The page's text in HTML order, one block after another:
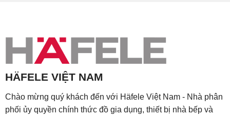
HÄFELE VIỆT NAM
Chào mừng quý khách đến với Häfele Việt Nam - Nhà phân
phối ủy quyền chính thức đồ gia dụng, thiết bị nhà bếp và